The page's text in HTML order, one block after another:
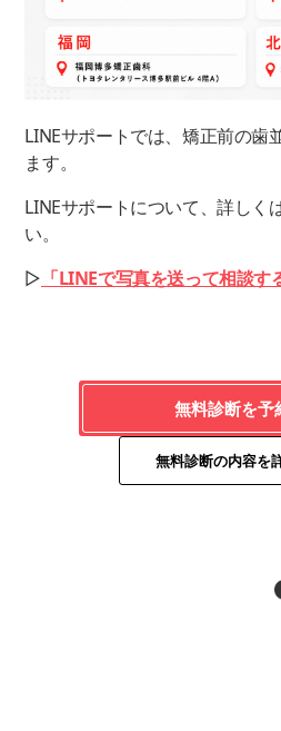
LINEサポートでは、矯正前の歯
ます。
LINEサポートについて、詳しく
い。
▷ 「LINEで写真を送って相談す
無料診断を予
無料診断の内容を